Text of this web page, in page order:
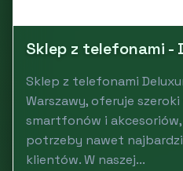
Sklep z telefonami -
Sklep z telefonami
Warszawy, oferuje
smartfonów i
potrzeby nawet
klientów. W naszej...